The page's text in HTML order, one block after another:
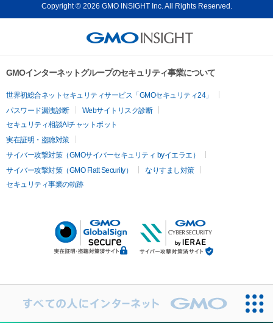
Copyright © 2026 GMO INSIGHT Inc. All Rights Reserved.
GMOインターネットグループのセキュリティ事業について
世界初総合ネットセキュリティサービス「GMOセキュリティ24」
パスワード漏洩診断
Webサイトリスク診断
セキュリティ相談AIチャットボット
実在証明・盗聴対策
サイバー攻撃対策（GMOサイバーセキュリティ byイエラエ）
サイバー攻撃対策（GMO Flatt Security）
なりすまし対策
セキュリティ事業の軌跡